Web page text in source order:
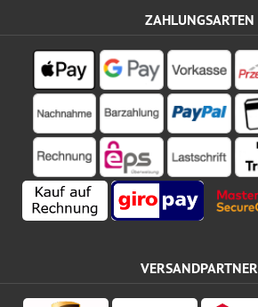
ZAHLUNGSARTEN
VERSANDPARTNER